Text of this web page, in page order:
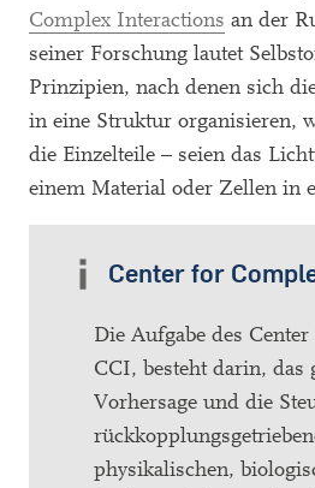
Complex Interactions an der
seiner Forschung lautet
Prinzipien, nach denen sich
in eine Struktur organisieren,
die Einzelteile – seien das
einem Material oder Zellen in
Center for
Die Aufgabe des
CCI, besteht darin, das
Vorhersage und die
physikalischen,